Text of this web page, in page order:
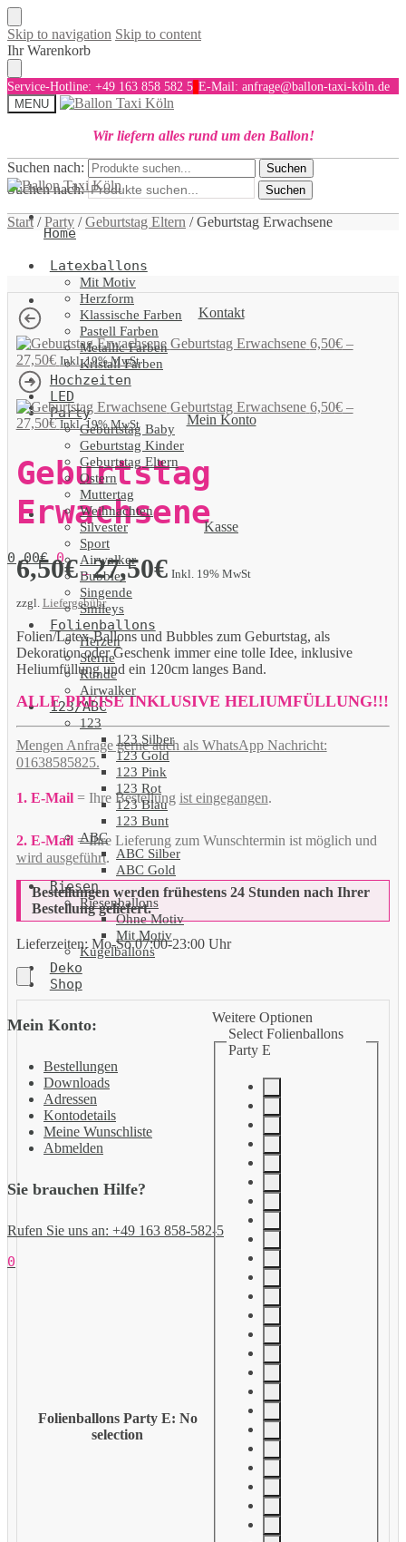
Skip to navigation Skip to content
Ihr Warenkorb
Service-Hotline: +49 163 858 582 5 E-Mail: anfrage@ballon-taxi-köln.de
MENU
Wir liefern alles rund um den Ballon!
Suchen nach: Suchen
Kontakt
Mein Konto
Kasse
0,00€ 0
Suchen nach: Suchen
Home
Latexballons
Mit Motiv
Herzform
Klassische Farben
Pastell Farben
Metallic Farben
Kristall Farben
Hochzeiten
LED
Party
Geburtstag Baby
Geburtstag Kinder
Geburtstag Eltern
Ostern
Muttertag
Weihnachten
Silvester
Sport
Airwalker
Bubbles
Singende
Smileys
Folienballons
Herzen
Sterne
Runde
Airwalker
123/ABC
123
123 Silber
123 Gold
123 Pink
123 Rot
123 Blau
123 Bunt
ABC
ABC Silber
ABC Gold
Riesen
Riesenballons
Ohne Motiv
Mit Motiv
Kugelballons
Deko
Shop
Mein Konto:
Bestellungen
Downloads
Adressen
Kontodetails
Meine Wunschliste
Abmelden
Sie brauchen Hilfe?
Rufen Sie uns an: +49 163 858-582-5
0
Start /Party /Geburtstag Eltern /Geburtstag Erwachsene
Geburtstag Erwachsene 6,50€–
27,50€ Inkl. 19% MwSt
Geburtstag Erwachsene 6,50€–
27,50€ Inkl. 19% MwSt
Geburtstag
Erwachsene
6,50€–27,50€ Inkl. 19% MwSt
zzgl. Liefergebühr
Folien/Latex-Ballons und Bubbles zum Geburtstag, als
Dekoration oder Geschenk immer eine tolle Idee, inklusive
Heliumfüllung und ein 120cm langes Band.
ALLE PREISE INKLUSIVE HELIUMFÜLLUNG!!!
Mengen Anfrage gerne auch als WhatsApp Nachricht:
01638585825.
1. E-Mail= Ihre Bestellung ist eingegangen.
2. E-Mail= Ihre Lieferung zum Wunschtermin ist möglich und
wird ausgeführt.
Bestellungen werden frühestens 24 Stunden nach Ihrer
Bestellung geliefert.
Lieferzeiten:Mo-So 07:00-23:00 Uhr
Folienballons Party E: No
selection
Weitere Optionen
Select Folienballons
Party E